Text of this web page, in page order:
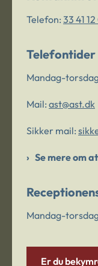
Telefon: 33 41
Telefontider
Mandag-
Mail: ast@ast.dk
Sikker mail:
Se mere om
Mandag-
Er du